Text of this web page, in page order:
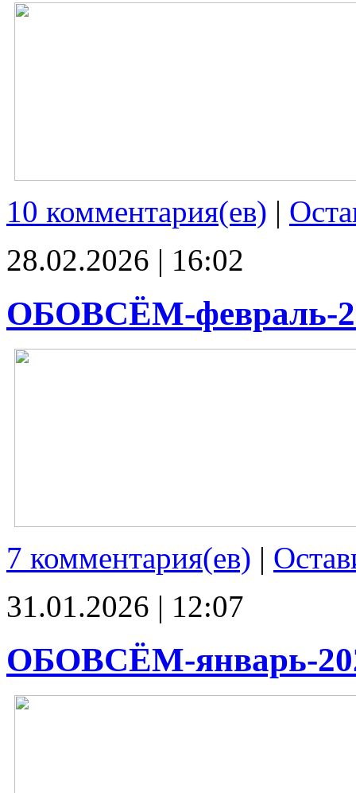
10 комментария(ев) |
28.02.2026 | 16:02
ОБОВСЁМ-февраль-
7 комментария(ев) |
31.01.2026 | 12:07
ОБОВСЁМ-январь-